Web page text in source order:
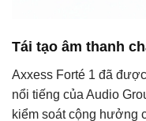
Tái tạo âm thanh
Axxess Forté 1 đã
nổi tiếng của Audio
kiểm soát cộng hưởng